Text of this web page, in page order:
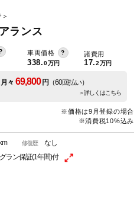
ランス
車両価格
338.0万円
諸費用
17.2万円
月々 69,800円 （60回払い）
＞詳しくはこちら
※価格は9月登録の場合
※消費税10%込み
修復歴なし
ン保証(1年間)付